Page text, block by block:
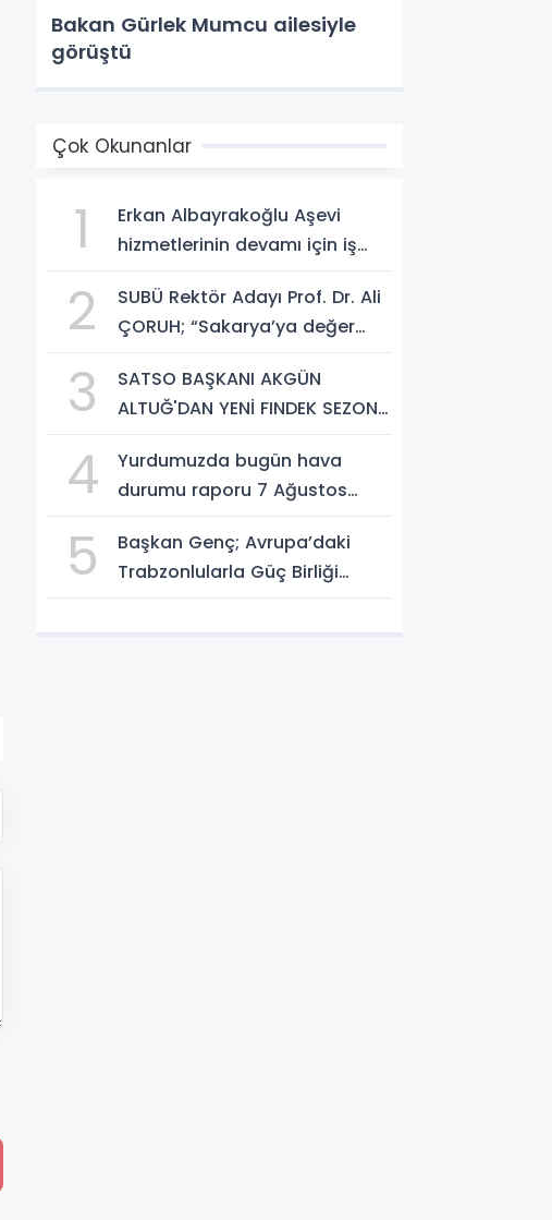
Bakan Gürlek Mumcu ailesiyle
görüştü
Çok Okunanlar
1
Erkan Albayrakoğlu Aşevi
hizmetlerinin devamı için iş
2
SUBÜ Rektör Adayı Prof. Dr. Ali
ÇORUH; “Sakarya’ya değer
etmek istiyorum”
3
SATSO BAŞKANI AKGÜN
ALTUĞ'DAN YENİ FINDEK SEZONU
4
Yurdumuzda bugün hava
durumu raporu 7 Ağustos
5
Başkan Genç; Avrupa’daki
Trabzonlularla Güç Birliği